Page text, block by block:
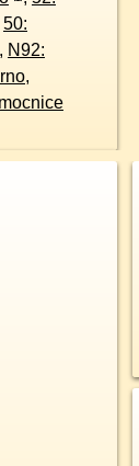
50:
, N92: